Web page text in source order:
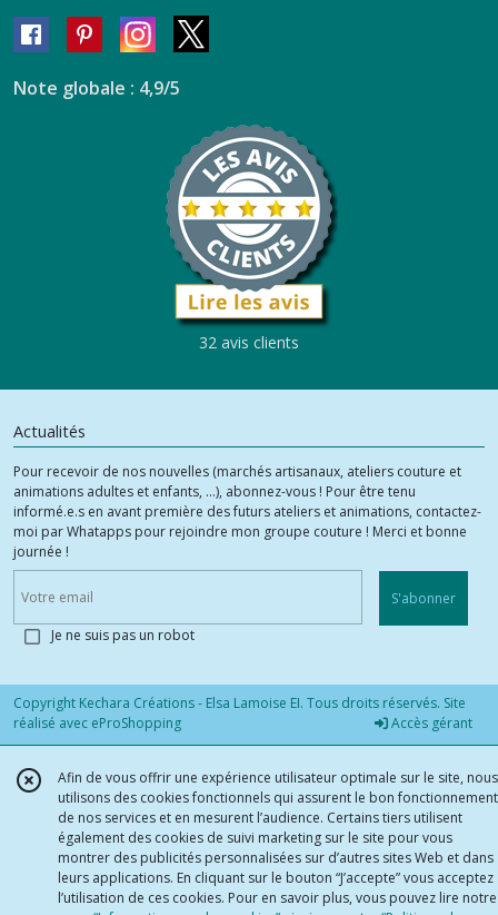
Note globale : 4,9/5
32 avis clients
Actualités
Pour recevoir de nos nouvelles (marchés artisanaux, ateliers couture et
animations adultes et enfants, ...), abonnez-vous ! Pour être tenu
informé.e.s en avant première des futurs ateliers et animations, contactez-
moi par Whatapps pour rejoindre mon groupe couture ! Merci et bonne
journée !
S'abonner
Je ne suis pas un robot
Copyright Kechara Créations - Elsa Lamoise EI. Tous droits réservés. Site
réalisé avec eProShopping Accès gérant
Afin de vous offrir une expérience utilisateur optimale sur le site, nous
utilisons des cookies fonctionnels qui assurent le bon fonctionnement
de nos services et en mesurent l’audience. Certains tiers utilisent
également des cookies de suivi marketing sur le site pour vous
montrer des publicités personnalisées sur d’autres sites Web et dans
leurs applications. En cliquant sur le bouton “J’accepte” vous acceptez
l’utilisation de ces cookies. Pour en savoir plus, vous pouvez lire notre